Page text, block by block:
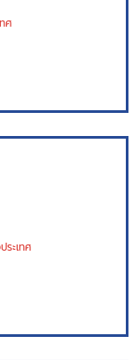
ศ
ระเทศ